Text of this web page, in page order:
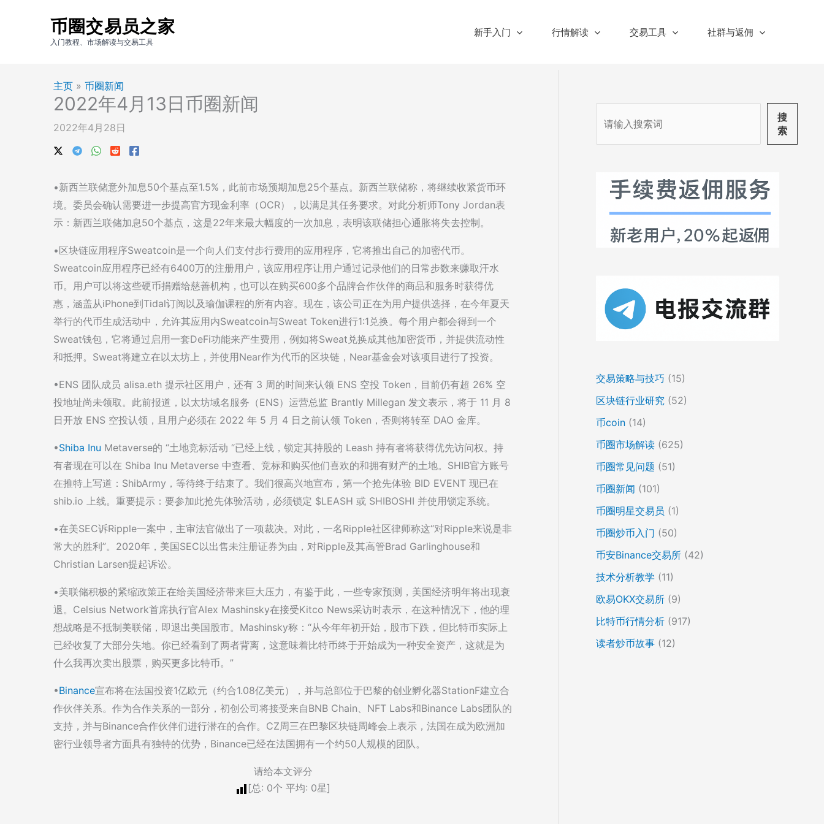
币圈交易员之家
入门教程、市场解读与交易工具
新手入门 行情解读 交易工具 社群与返佣
主页 » 币圈新闻
2022年4月13日币圈新闻
2022年4月28日
•新西兰联储意外加息50个基点至1.5%，此前市场预期加息25个基点。新西兰联储称，将继续收紧货币环
境。委员会确认需要进一步提高官方现金利率（OCR），以满足其任务要求。对此分析师Tony Jordan表
示：新西兰联储加息50个基点，这是22年来最大幅度的一次加息，表明该联储担心通胀将失去控制。
•区块链应用程序Sweatcoin是一个向人们支付步行费用的应用程序，它将推出自己的加密代币。
Sweatcoin应用程序已经有6400万的注册用户，该应用程序让用户通过记录他们的日常步数来赚取汗水
币。用户可以将这些硬币捐赠给慈善机构，也可以在购买600多个品牌合作伙伴的商品和服务时获得优
惠，涵盖从iPhone到Tidal订阅以及瑜伽课程的所有内容。现在，该公司正在为用户提供选择，在今年夏天
举行的代币生成活动中，允许其应用内Sweatcoin与Sweat Token进行1:1兑换。每个用户都会得到一个
Sweat钱包，它将通过启用一套DeFi功能来产生费用，例如将Sweat兑换成其他加密货币，并提供流动性
和抵押。Sweat将建立在以太坊上，并使用Near作为代币的区块链，Near基金会对该项目进行了投资。
•ENS 团队成员 alisa.eth 提示社区用户，还有 3 周的时间来认领 ENS 空投 Token，目前仍有超 26% 空
投地址尚未领取。此前报道，以太坊域名服务（ENS）运营总监 Brantly Millegan 发文表示，将于 11 月 8
日开放 ENS 空投认领，且用户必须在 2022 年 5 月 4 日之前认领 Token，否则将转至 DAO 金库。
•Shiba Inu Metaverse的 “土地竞标活动 “已经上线，锁定其持股的 Leash 持有者将获得优先访问权。持
有者现在可以在 Shiba Inu Metaverse 中查看、竞标和购买他们喜欢的和拥有财产的土地。SHIB官方账号
在推特上写道：ShibArmy，等待终于结束了。我们很高兴地宣布，第一个抢先体验 BID EVENT 现已在
shib.io 上线。重要提示：要参加此抢先体验活动，必须锁定 $LEASH 或 SHIBOSHI 并使用锁定系统。
•在美SEC诉Ripple一案中，主审法官做出了一项裁决。对此，一名Ripple社区律师称这“对Ripple来说是非
常大的胜利”。2020年，美国SEC以出售未注册证券为由，对Ripple及其高管Brad Garlinghouse和
Christian Larsen提起诉讼。
•美联储积极的紧缩政策正在给美国经济带来巨大压力，有鉴于此，一些专家预测，美国经济明年将出现衰
退。Celsius Network首席执行官Alex Mashinsky在接受Kitco News采访时表示，在这种情况下，他的理
想战略是不抵制美联储，即退出美国股市。Mashinsky称：“从今年年初开始，股市下跌，但比特币实际上
已经收复了大部分失地。你已经看到了两者背离，这意味着比特币终于开始成为一种安全资产，这就是为
什么我再次卖出股票，购买更多比特币。”
•Binance宣布将在法国投资1亿欧元（约合1.08亿美元），并与总部位于巴黎的创业孵化器StationF建立合
作伙伴关系。作为合作关系的一部分，初创公司将接受来自BNB Chain、NFT Labs和Binance Labs团队的
支持，并与Binance合作伙伴们进行潜在的合作。CZ周三在巴黎区块链周峰会上表示，法国在成为欧洲加
密行业领导者方面具有独特的优势，Binance已经在法国拥有一个约50人规模的团队。
请给本文评分
[总: 0个 平均: 0星]
搜
索
交易策略与技巧 (15)
区块链行业研究 (52)
币coin (14)
币圈市场解读 (625)
币圈常见问题 (51)
币圈新闻 (101)
币圈明星交易员 (1)
币圈炒币入门 (50)
币安Binance交易所 (42)
技术分析教学 (11)
欧易OKX交易所 (9)
比特币行情分析 (917)
读者炒币故事 (12)